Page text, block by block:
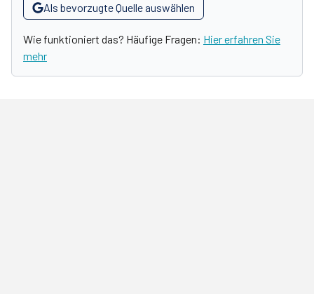
Als bevorzugte Quelle auswählen
Wie funktioniert das? Häufige Fragen: Hier erfahren Sie
mehr